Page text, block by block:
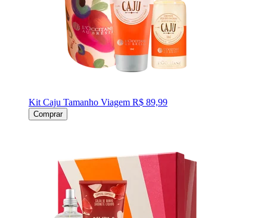
Kit Caju Tamanho Viagem R$ 89,99
Comprar